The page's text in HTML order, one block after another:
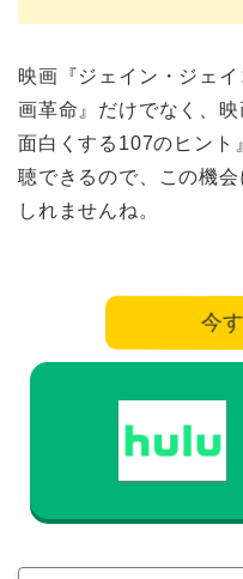
映画『ジェイン・ジェ
画革命』だけでなく、
面白くする107のヒント
聴できるので、この機
しれませんね。
今